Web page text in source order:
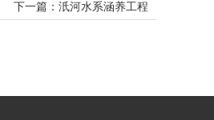
下一篇：汦河水系涵养工程